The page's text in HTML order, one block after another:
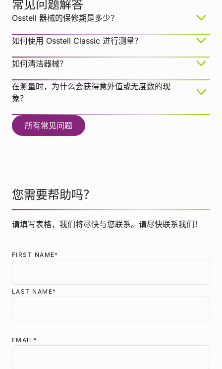
常见问题解答
Osstell 器械的保修期是多少？
如何使用 Osstell Classic 进行测量？
如何清洁器械？
BePro 消毒湿巾，REF 19500102，
www.wh.com（可通过 W&H Sterilization 订购）
在测量时，为什么会获得意外值或无度数的现
象？
所有常见问题
您需要帮助吗？
请填写表格，我们将尽快与您联系。请尽快联系我们！
FIRST NAME*
LAST NAME*
EMAIL*